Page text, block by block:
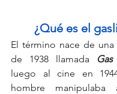
¿Qué es el
El término nace de
de 1938 llamada
luego al cine en
hombre